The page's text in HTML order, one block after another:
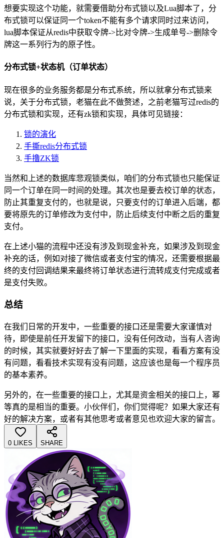
想要实现这个功能，就需要借助分布式锁以及Lua脚本了，分
布式锁可以保证同一个token不能有多个请求同时过来访问，
lua脚本保证从redis中获取令牌->比对令牌->生成单号->删除令
牌这一系列行为的原子性。
分布式锁+状态机（订单状态）
现在很多的业务服务都是分布式系统，所以就拿分布式锁来
说，关于分布式锁，老猫在此不做赘述，之前老猫写过redis的
分布式锁和实现，还有zk锁和实现，具体可见链接：
锁的演化
手撕redis分布式锁
手撸ZK锁
当然和上述的数据库悲观锁类似，咱们的分布式锁也只能保证
同一个订单在同一时间的处理。其次也是要去校订单的状态，
防止其重复支付的，也就是说，只要支付的订单进入后端，都
要将原先的订单修改为支付中，防止后续支付中断之后的重复
支付。
在上述小猫的流程中还没有涉及到现金补充，如果涉及到现金
补充的话，例如对接了微信或者支付宝的情况，还需要根据最
终的支付回调结果来最终将订单状态进行流转成支付完成或者
是支付失败。
总结
在我们日常的开发中，一些重要的接口还是需要大家谨慎对
待，即使是前任开发留下的接口，没有任何改动，当有人咨询
的时候，其实就要好好去了解一下里面的实现，看看方案有没
有问题，看看技术实现有没有问题，这应该也是每一个程序员
的基本素养。
另外的，在一些重要的接口上，尤其是资金相关的接口上，幂
等真的是相当的重要。小伙伴们，你们觉得呢？如果大家还有
好的解决方案，或者有其他思考或者意见也欢迎大家的留言。
0 LIKES SHARE